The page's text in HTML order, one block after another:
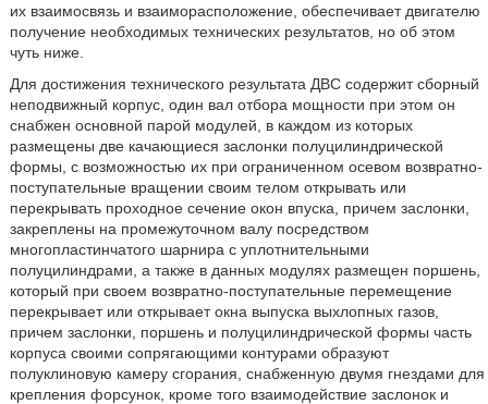
их взаимосвязь и взаиморасположение, обеспечивает двигателю
получение необходимых технических результатов, но об этом
чуть ниже.
Для достижения технического результата ДВС содержит сборный
неподвижный корпус, один вал отбора мощности при этом он
снабжен основной парой модулей, в каждом из которых
размещены две качающиеся заслонки полуцилиндрической
формы, с возможностью их при ограниченном осевом возвратно-
поступательные вращении своим телом открывать или
перекрывать проходное сечение окон впуска, причем заслонки,
закреплены на промежуточном валу посредством
многопластинчатого шарнира с уплотнительными
полуцилиндрами, а также в данных модулях размещен поршень,
который при своем возвратно-поступательные перемещение
перекрывает или открывает окна выпуска выхлопных газов,
причем заслонки, поршень и полуцилиндрической формы часть
корпуса своими сопрягающими контурами образуют
полуклиновую камеру сгорания, снабженную двумя гнездами для
крепления форсунок, кроме того взаимодействие заслонок и